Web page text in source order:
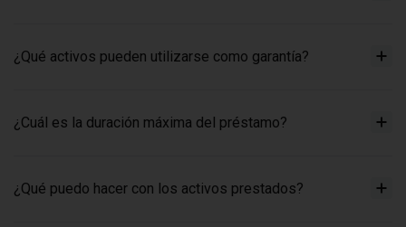
¿Qué activos pueden utilizarse como garantía?
¿Cuál es la duración máxima del préstamo?
¿Qué puedo hacer con los activos prestados?